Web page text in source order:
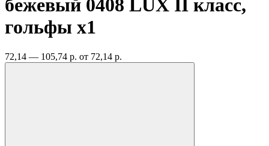
бежевый 0408 LUX II класс,
гольфы x1
72,14 — 105,74 р. от 72,14 р.